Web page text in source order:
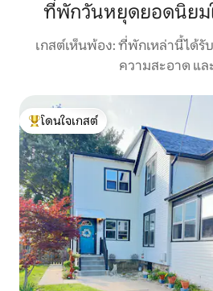
ที่พักวันหยุดยอดนิยม
เกสต์เห็นพ้อง: ที่พักเหล่านี้ได้รั
ความสะอาด แล
โดนใจเกสต์ที่สุด
โดนใจเกสต์